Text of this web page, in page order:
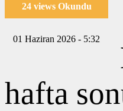
24 views Okundu
01 Haziran 2026 - 5:32
hafta